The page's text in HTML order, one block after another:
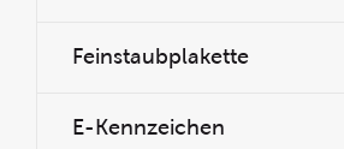
Feinstaubplakette
E-Kennzeichen